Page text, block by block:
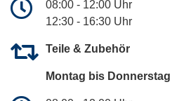
08:00 - 12:00 Uhr
12:30 - 16:30 Uhr
Teile & Zubehör
Montag bis Donnerstag